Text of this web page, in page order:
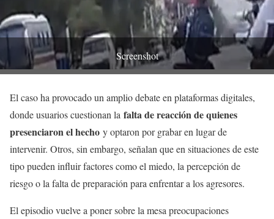
Screenshot
El caso ha provocado un amplio debate en plataformas digitales,
donde usuarios cuestionan la falta de reacción de quienes
presenciaron el hecho y optaron por grabar en lugar de
intervenir. Otros, sin embargo, señalan que en situaciones de este
tipo pueden influir factores como el miedo, la percepción de
riesgo o la falta de preparación para enfrentar a los agresores.
El episodio vuelve a poner sobre la mesa preocupaciones